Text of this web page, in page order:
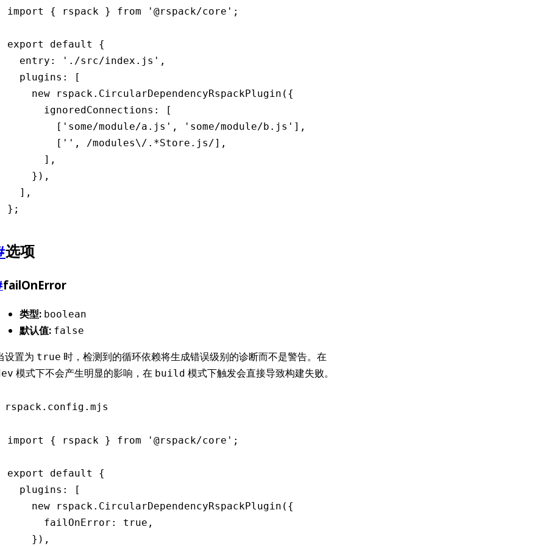
import { rspack } from '@rspack/core' ;
export default
{
  entry
: './src/index.js' ,
  plugins
:
[
    new
rspack.CircularDependencyRspackPlugin ({
      ignoredConnections
:
[
        [
'some/module/a.js' , 'some/module/b.js' ] ,
        [
'' , /modules\/. *Store.js/] ,
      ]
,
    })
,
  ]
,
};
选项
failOnError
类型: boolean
默认值: false
设置为 true 时，检测到的循环依赖将生成错误级别的诊断而不是警告。在
模式下不会产生明显的影响，在 build 模式下触发会直接导致构建失败。
rspack.config.mjs
import { rspack } from '@rspack/core' ;
export default
{
  plugins
:
[
    new
rspack.CircularDependencyRspackPlugin ({
      failOnError
: true ,
    })
,